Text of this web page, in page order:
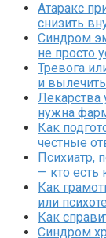
Атаракс
снизить
Синдром
не просто
Тревога
и
Лекарства
нужна
Как
честные
Психиатр,
— кто есть
Как
или
Как
Синдром